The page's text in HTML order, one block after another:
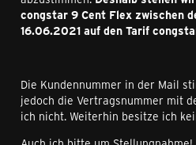
congstar 9 Cent Flex zwischen
16.06.2021 auf den Tarif
Die Kundennummer in der Mail
jedoch die Vertragsnummer mit
ich nicht. Weiterhin besitze ich